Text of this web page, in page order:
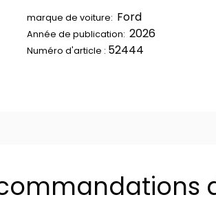
marque de voiture: Ford
Année de publication: 2026
Numéro d'article : 52444